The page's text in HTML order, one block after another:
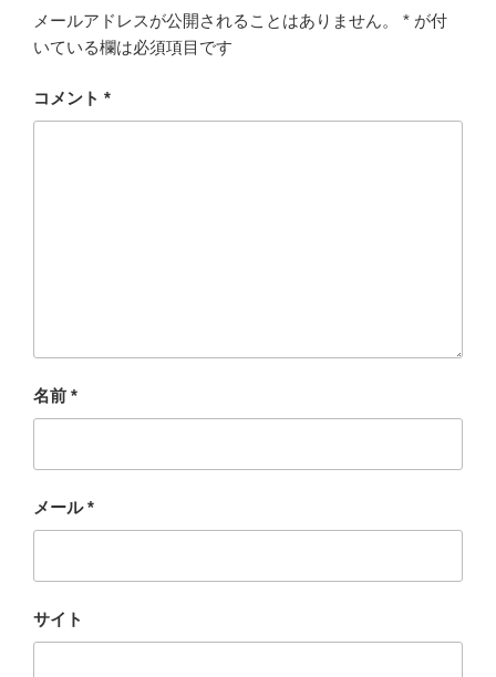
メールアドレスが公開されることはありません。 * が付
いている欄は必須項目です
コメント *
名前 *
メール*
サイト